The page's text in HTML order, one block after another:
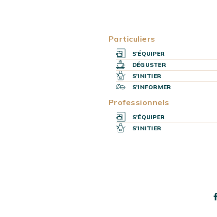
Particuliers
S'ÉQUIPER
DÉGUSTER
S'INITIER
S'INFORMER
Professionnels
S'ÉQUIPER
S'INITIER